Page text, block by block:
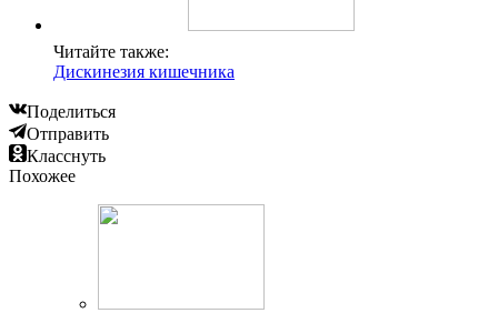
Читайте также:
Дискинезия кишечника
Поделиться
Отправить
Класснуть
Похожее